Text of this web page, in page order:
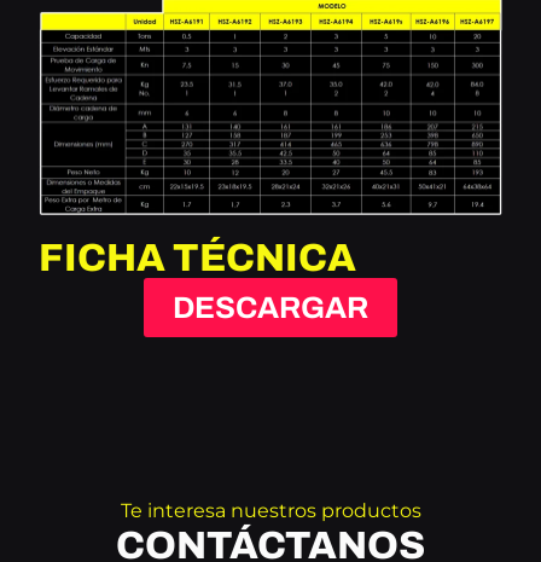
FICHA TÉCNICA
DESCARGAR
Te interesa nuestros productos
CONTÁCTANOS